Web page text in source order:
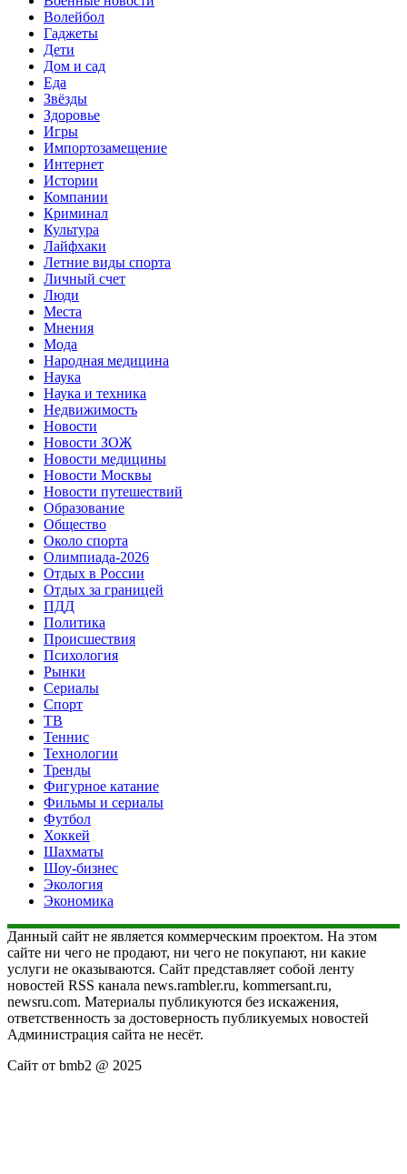
Волейбол
Гаджеты
Дети
Дом и сад
Еда
Звёзды
Здоровье
Игры
Импортозамещение
Интернет
Истории
Компании
Криминал
Культура
Лайфхаки
Летние виды спорта
Личный счет
Люди
Места
Мнения
Мода
Народная медицина
Наука
Наука и техника
Недвижимость
Новости
Новости ЗОЖ
Новости медицины
Новости Москвы
Новости путешествий
Образование
Общество
Около спорта
Олимпиада-2026
Отдых в России
Отдых за границей
ПДД
Политика
Происшествия
Психология
Рынки
Сериалы
Спорт
ТВ
Теннис
Технологии
Тренды
Фигурное катание
Фильмы и сериалы
Футбол
Хоккей
Шахматы
Шоу-бизнес
Экология
Экономика
Данный сайт не является коммерческим проектом. На этом
сайте ни чего не продают, ни чего не покупают, ни какие
услуги не оказываются. Сайт представляет собой ленту
новостей RSS канала news.rambler.ru, kommersant.ru,
newsru.com. Материалы публикуются без искажения,
ответственность за достоверность публикуемых новостей
Администрация сайта не несёт.
Сайт от bmb2 @ 2025